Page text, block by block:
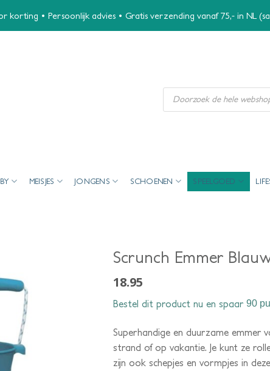
korting • Persoonlijk advies • Gratis verzending vanaf 75,- in NL
Producten
zoeken
MEISJES JONGENS SCHOENEN SPEELGOED
Scrunch Emmer
18.95
Bestel dit product nu en spaar 90
Superhandige en duurzame emmer
strand of op vakantie. Je kunt ze
zijn ook schepjes en vormpjes in